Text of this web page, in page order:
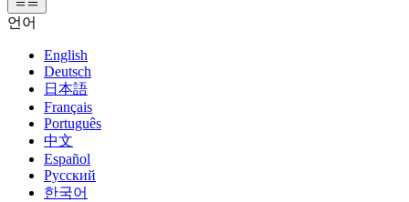
Unity 엔진
모든 플랫폼 위한 2D 및 3D 게임 제작
협업
팀과 함께 신속한 협업과 반복 작업을 수행하세요.
Unity 다운로드
플랜 및 가격
배포
3D 협업
실시간 3D 프로젝트 빌드 및 검토
몰입형 교육
몰입도 높은 환경 제작
고객 경험
인터랙티브 3D 경험 제작
산업 분야
기술 자료
공식 유저. '광고 지면'의 타겟 고객 매뉴얼 및 API 레퍼런스
개발자 툴
릴리스 버전 및 이슈 트래커
로드맵
예정된 기능 검토
토론
토론, 문제 해결, 소통
이벤트
글로벌 이벤트 및 현지 이벤트
커뮤니티 사례
Made with Unity
Unity 크리에이터 소개
Unity Learn
무료로 Unity 기술 마스터
전문 교육
Unity 강사와 함께 팀의 역량을 강화하세요
Unity 처음 사용하시나요
시작하기
학습 시작하기
도움 받기
성공을 위한 Unity
Success 플랜
전문가 지원을 통해 더 빠르게 목표 도달률 달성
일반적인 질문에 대한 답변
문의하기
언어
English
Deutsch
日本語
Français
Português
中文
Español
Русский
한국어